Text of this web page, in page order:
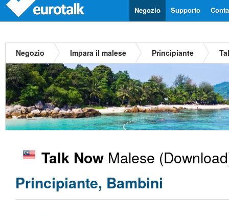
Supporto
Negozio
Negozio Impara il malese Principiante
Talk Now Malese
Principiante, Bambini